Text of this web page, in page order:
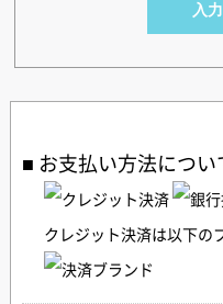
お支払い方法につい
クレジット決済は以下の